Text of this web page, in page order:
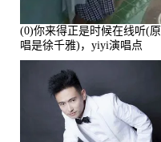
(0)你来得正是时候在线听(原
唱是徐千雅)，yiyi演唱点
播:21991次